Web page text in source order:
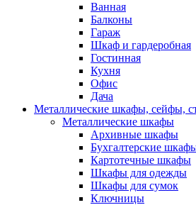
Ванная
Балконы
Гараж
Шкаф и гардеробная
Гостинная
Кухня
Офис
Дача
Металлические шкафы, сейфы,
Металлические шкафы
Архивные шкафы
Бухгалтерские
Картотечные шкафы
Шкафы для одежды
Шкафы для сумок
Ключницы